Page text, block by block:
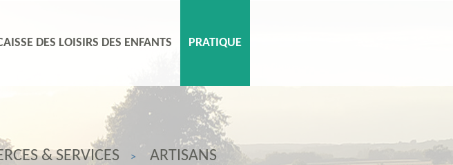
DES LOISIRS DES ENFANTS PRATIQUE
& SERVICES ARTISANS